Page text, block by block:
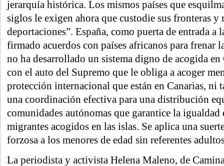
jerarquía histórica. Los mismos países que
siglos le exigen ahora que custodie sus fronteras y
deportaciones”. España, como puerta de entrada a
firmado acuerdos con países africanos para frenar
no ha desarrollado un sistema digno de acogida
con el auto del Supremo que le obliga a acoger
protección internacional que están en Canarias, ni
una coordinación efectiva para una distribución
comunidades autónomas que garantice la
migrantes acogidos en las islas. Se aplica una
forzosa a los menores de edad sin referentes
La periodista y activista Helena Maleno, de